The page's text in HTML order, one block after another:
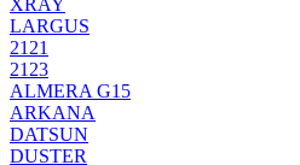
XRAY
LARGUS
2121
2123
ALMERA G15
ARKANA
DATSUN
DUSTER